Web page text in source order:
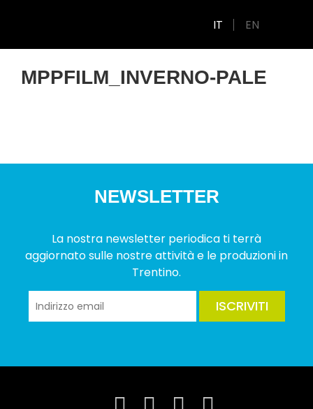
IT EN
MPPFILM_INVERNO-PALE
NEWSLETTER
La nostra newsletter periodica ti terrà
aggiornato sulle nostre attività e le produzioni in
Trentino.
ISCRIVITI